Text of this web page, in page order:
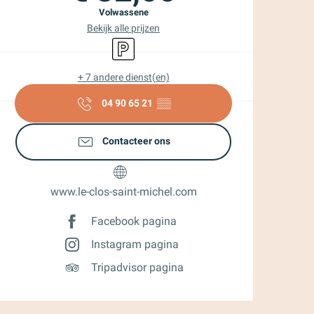
Volwassene
Bekijk alle prijzen
Parkeerplaats
+ 7 andere dienst(en)
04 90 65 21 ▒▒
Contacteer ons
www.le-clos-saint-michel.com
Facebook pagina
Instagram pagina
Tripadvisor pagina